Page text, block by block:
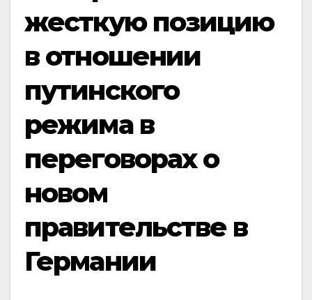
жесткую позицию
в отношении
путинского
режима в
переговорах о
новом
правительстве в
Германии